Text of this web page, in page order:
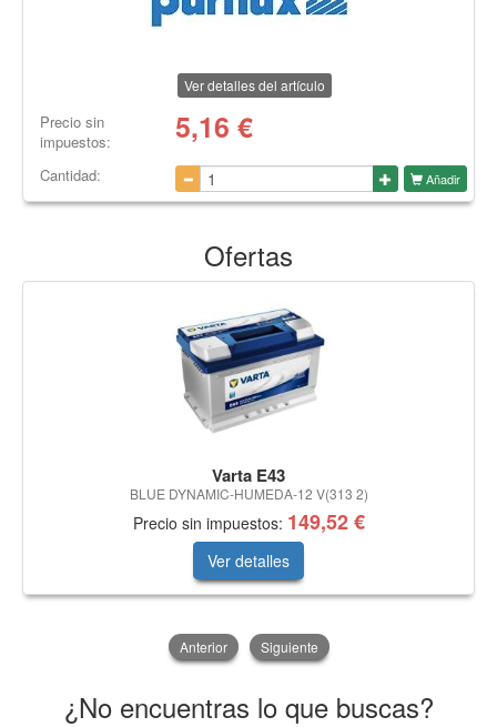
Ver detalles del artículo
Precio sin
impuestos:
5,16 €
Cantidad: Añadir
Ofertas
Varta E43
BLUE DYNAMIC-HUMEDA-12 V(313 2)
Precio sin impuestos: 149,52 €
Ver detalles
Anterior Siguiente
¿No encuentras lo que buscas?